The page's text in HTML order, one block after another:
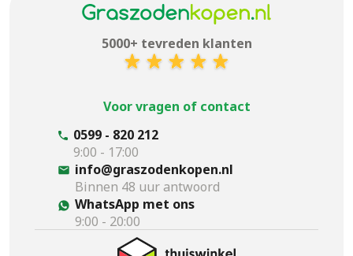
5000+ tevreden klanten
Voor vragen of contact
0599 - 820 212
9:00 - 17:00
info@graszodenkopen.nl
Binnen 48 uur antwoord
WhatsApp met ons
9:00 - 20:00